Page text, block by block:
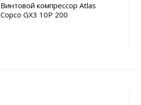
Винтовой компрессор Atlas
Copco GX3 10P 200